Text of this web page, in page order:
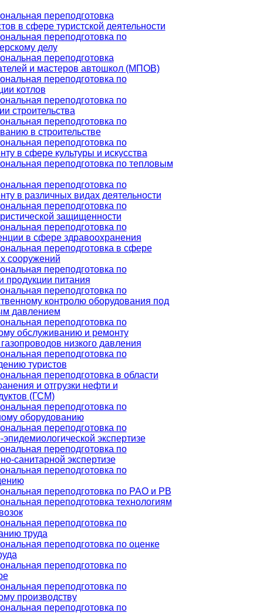
переподготовка
в сфере туристской деятельности
переподготовка по
делу
переподготовка
и мастеров автошкол (МПОВ)
переподготовка по
котлов
переподготовка по
строительства
переподготовка по
в строительстве
переподготовка по
в сфере культуры и искусства
переподготовка по тепловым
переподготовка по
в различных видах деятельности
переподготовка по
защищенности
переподготовка по
в сфере здравоохранения
переподготовка в сфере
сооружений
переподготовка по
продукции питания
переподготовка по
контролю оборудования под
давлением
переподготовка по
обслуживанию и ремонту
низкого давления
переподготовка по
туристов
переподготовка в области
и отгрузки нефти и
(ГСМ)
переподготовка по
оборудованию
переподготовка по
экспертизе
переподготовка по
санитарной экспертизе
переподготовка по
переподготовка по РАО и РВ
переподготовка технологиям
переподготовка по
труда
переподготовка по оценке
переподготовка по
переподготовка по
производству
переподготовка по